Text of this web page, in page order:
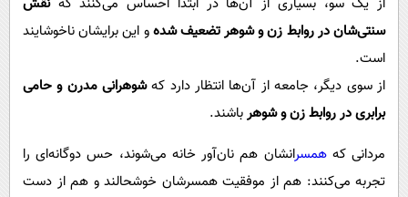
سنتی‌شان در روابط زن و شوهر تضعیف شدهو این برایشان ناخوشایند
است.
از سوی دیگر، جامعه از آن‌ها انتظار دارد کهشوهرانی مدرن و حامی
برابری در روابط زن و شوهرباشند.
مردانی کههمسرانشان هم نان‌آور خانه می‌شوند، حس دوگانه‌ای را
تجربه می‌کنند: هم از موفقیت همسرشان خوشحالند و هم از دست